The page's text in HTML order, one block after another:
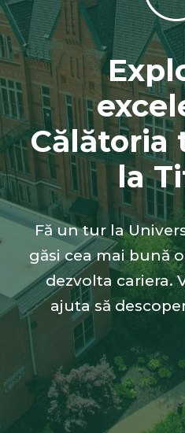
Călătoria
la
Fă un tur la
găsi cea mai bună
dezvolta cariera.
ajuta să